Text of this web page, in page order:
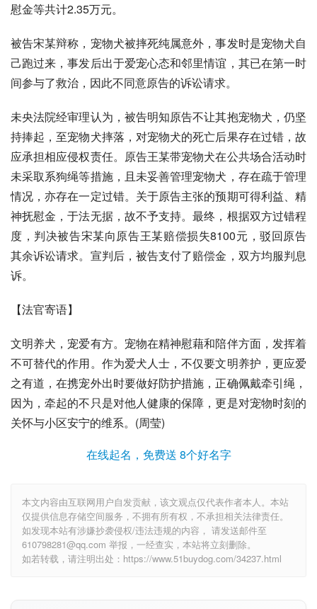
慰金等共计2.35万元。
被告宋某辩称，宠物犬被摔死纯属意外，事发时是宠物犬自
己跑过来，事发后出于爱宠心态和邻里情谊，其已在第一时
间参与了救治，因此不同意原告的诉讼请求。
未央法院经审理认为，被告明知原告不让其抱宠物犬，仍坚
持捧起，至宠物犬摔落，对宠物犬的死亡后果存在过错，故
应承担相应侵权责任。原告王某带宠物犬在公共场合活动时
未采取系狗绳等措施，且未妥善管理宠物犬，存在疏于管理
情况，亦存在一定过错。关于原告主张的预期可得利益、精
神抚慰金，于法无据，故不予支持。最终，根据双方过错程
度，判决被告宋某向原告王某赔偿损失8100元，驳回原告
其余诉讼请求。宣判后，被告支付了赔偿金，双方均服判息
诉。
【法官寄语】
文明养犬，宠爱有方。宠物在精神慰藉和陪伴方面，发挥着
不可替代的作用。作为爱犬人士，不仅要文明养护，更应爱
之有道，在携宠外出时要做好防护措施，正确佩戴牵引绳，
因为，牵起的不只是对他人健康的保障，更是对宠物时刻的
关怀与小区安宁的维系。(周莹)
在线起名，免费送 8个好名字
本文内容由互联网用户自发贡献，该文观点仅代表作者本人。本站
仅提供信息存储空间服务，不拥有所有权，不承担相关法律责任。
如发现本站有涉嫌抄袭侵权/违法违规的内容， 请发送邮件至
610798281@qq.com 举报，一经查实，本站将立刻删除。
如若转载，请注明出处：https://www.51buydog.com/34237.html